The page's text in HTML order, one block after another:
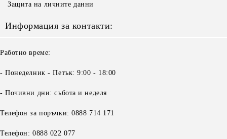
Защита на личните данни
Информация за контакти:
Работно време:
- Понеделник - Петък: 9:00 - 18:00
- Почивни дни: събота и неделя
Телефон за поръчки: 0888 714 171
Телефон: 0888 022 077